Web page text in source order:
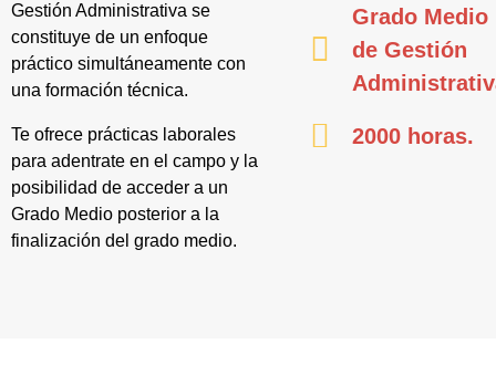
Gestión Administrativa se
constituye de un enfoque
práctico simultáneamente con
una formación técnica.
Te ofrece prácticas laborales
para adentrate en el campo y la
posibilidad de acceder a un
Grado Medio posterior a la
finalización del grado medio.
Grado Medio
de Gestión
2000 horas.